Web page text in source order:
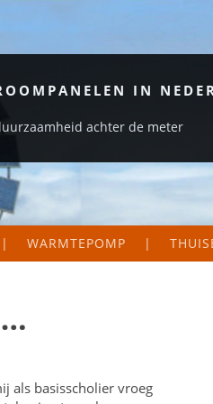
IN
achter de meter
SITES
WARMTEPOMP
als basisscholier vroeg